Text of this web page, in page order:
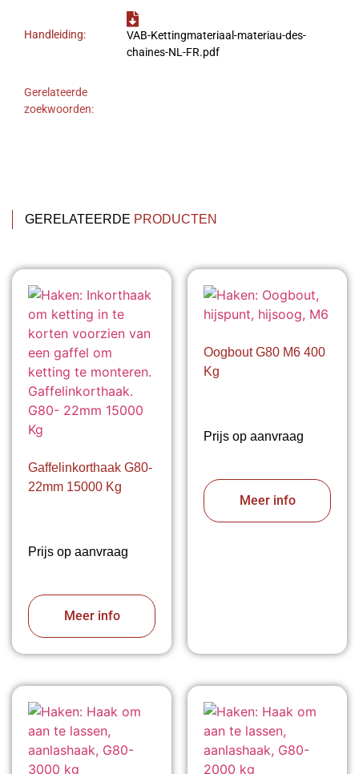
Handleiding:
VAB-Kettingmateriaal-materiau-des-
chaines-NL-FR.pdf
Gerelateerde
zoekwoorden:
GERELATEERDE PRODUCTEN
Gaffelinkorthaak G80-
22mm 15000 Kg
Prijs op aanvraag
Meer info
Oogbout G80 M6 400
Kg
Prijs op aanvraag
Meer info